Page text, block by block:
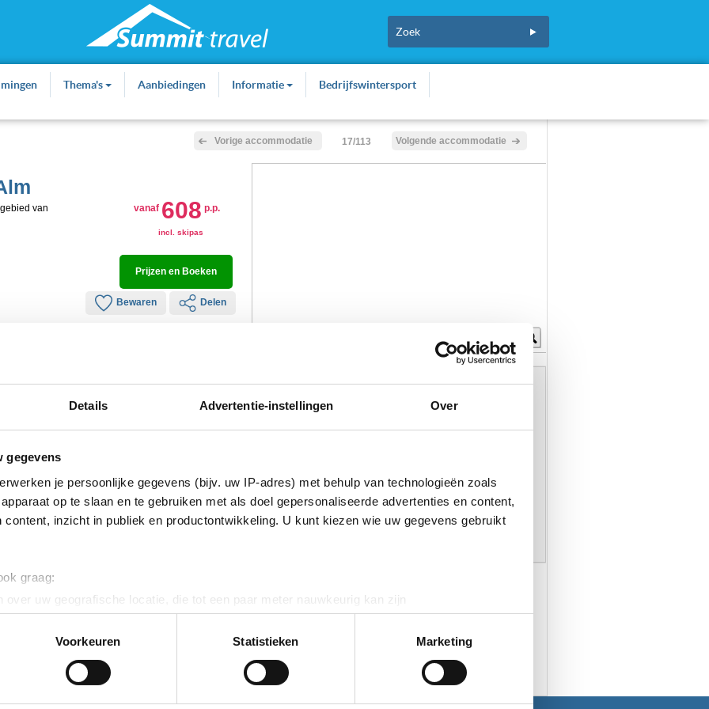
Details Advertentie-instellingen Over
gegevens
je persoonlijke gegevens (bijv. uw IP-adres) met behulp van technologieën zoals
op te slaan en te gebruiken met als doel gepersonaliseerde advertenties en content,
content, inzicht in publiek en productontwikkeling. U kunt kiezen wie uw gegevens gebruikt
graag:
over uw geografische locatie, die tot een paar meter nauwkeurig kan zijn
door het actief te scannen op specifieke eigenschappen (fingerprinting)
gegevens worden verwerkt en stel uw voorkeuren in het
detailgedeeltein. U kunt uw
of intrekken in de Cookieverklaring.
Voorkeuren Statistieken Marketing
Thema's Aanbiedingen Informatie Bedrijfswintersport
Volgende accommodatie
17/113
Vorige accommodatie
van
vanaf 608 p.p.
incl. skipas
Prijzen en Boeken
Bewaren Delen
2 badkamers (ca. 160 m2)
in op een prachtigr locatie in Finkenberg, direct
behulp van de Finkenberger kabelbaan, die zich
piste of de gondel.
zitgelegenheid, een tv en een kachel. De ruime
kookplaat, koelkast met vriesvak, vaatwasser,
aanwezig in het chalet.
Sommige kamers beschikken over een balkon.
Mijn vakantie
Kies uw vakantie door aankomstdatum, aantal nachten en